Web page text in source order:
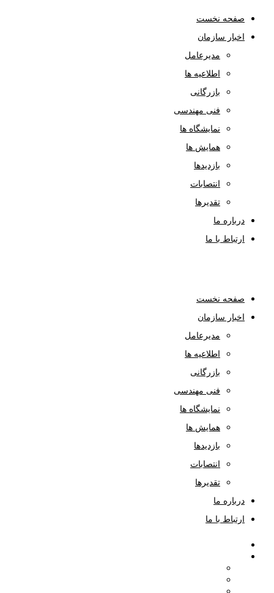
صفحه نخست
اخبار سازمان
مدیرعامل
اطلاعیه ها
بازرگانی
فنی مهندسی
نمایشگاه ها
همایش ها
بازدیدها
انتصابات
تقدیرها
درباره ما
ارتباط با ما
صفحه نخست
اخبار سازمان
مدیرعامل
اطلاعیه ها
بازرگانی
فنی مهندسی
نمایشگاه ها
همایش ها
بازدیدها
انتصابات
تقدیرها
درباره ما
ارتباط با ما